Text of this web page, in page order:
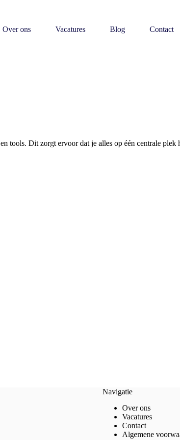
Over ons Vacatures Blog Contact
tools. Dit zorgt ervoor dat je alles op één centrale plek
Navigatie
Over ons
Vacatures
Contact
Algemene